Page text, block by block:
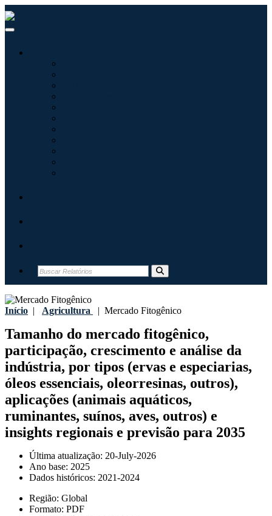
Início | Agricultura | Mercado Fitogênico
Tamanho do mercado fitogênico,
participação, crescimento e análise da
indústria, por tipos (ervas e especiarias,
óleos essenciais, oleorresinas, outros),
aplicações (animais aquáticos,
ruminantes, suínos, aves, outros) e
insights regionais e previsão para 2035
Última atualização: 20-July-2026
Ano base: 2025
Dados históricos: 2021-2024
Região: Global
Formato: PDF